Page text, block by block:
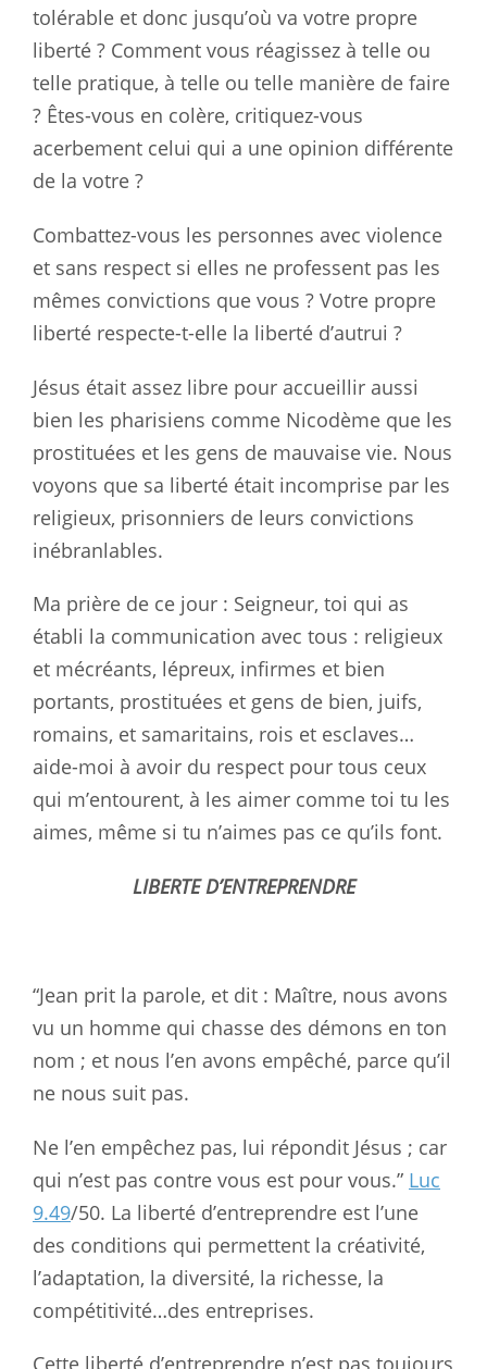
tolérable et donc jusqu’où va votre propre
liberté ? Comment vous réagissez à telle ou
telle pratique, à telle ou telle manière de faire
? Êtes-vous en colère, critiquez-vous
acerbement celui qui a une opinion différente
de la votre ?
Combattez-vous les personnes avec violence
et sans respect si elles ne professent pas les
mêmes convictions que vous ? Votre propre
liberté respecte-t-elle la liberté d’autrui ?
Jésus était assez libre pour accueillir aussi
bien les pharisiens comme Nicodème que les
prostituées et les gens de mauvaise vie. Nous
voyons que sa liberté était incomprise par les
religieux, prisonniers de leurs convictions
inébranlables.
Ma prière de ce jour : Seigneur, toi qui as
établi la communication avec tous : religieux
et mécréants, lépreux, infirmes et bien
portants, prostituées et gens de bien, juifs,
romains, et samaritains, rois et esclaves…
aide-moi à avoir du respect pour tous ceux
qui m’entourent, à les aimer comme toi tu les
aimes, même si tu n’aimes pas ce qu’ils font.
LIBERTE D’ENTREPRENDRE
“Jean prit la parole, et dit : Maître, nous avons
vu un homme qui chasse des démons en ton
nom ; et nous l’en avons empêché, parce qu’il
ne nous suit pas.
Ne l’en empêchez pas, lui répondit Jésus ; car
qui n’est pas contre vous est pour vous.” Luc
9.49/50. La liberté d’entreprendre est l’une
des conditions qui permettent la créativité,
l’adaptation, la diversité, la richesse, la
compétitivité…des entreprises.